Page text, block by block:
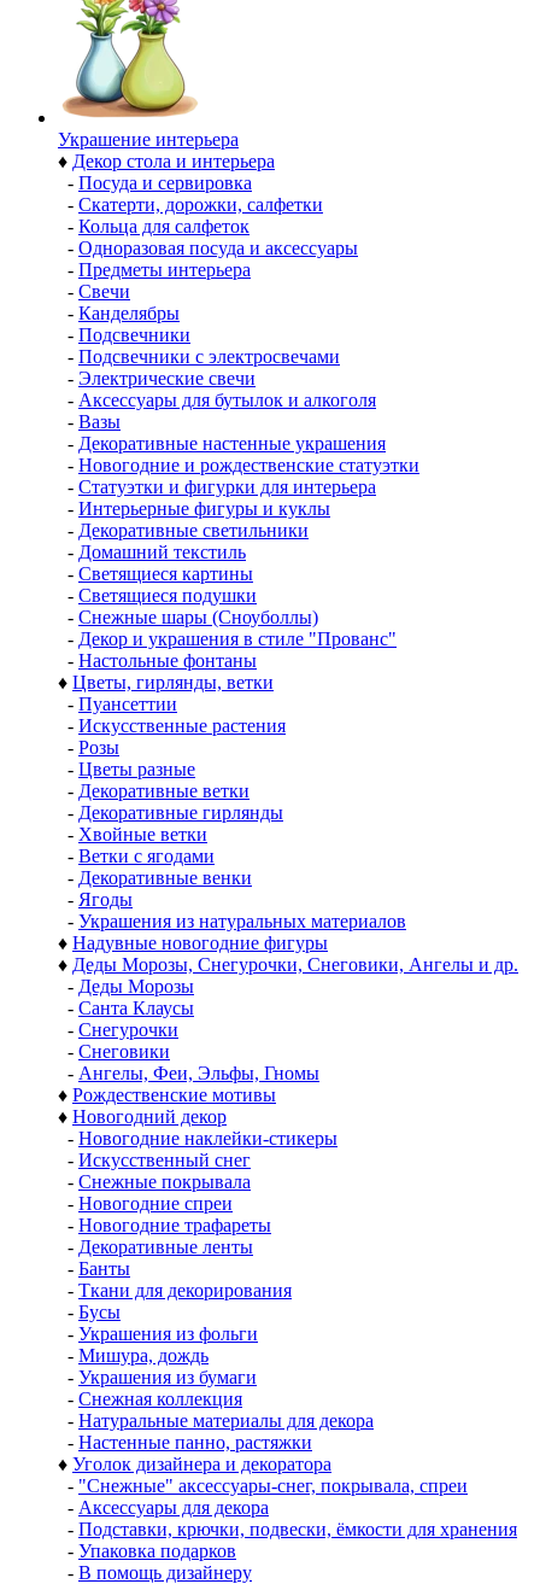
Украшение интерьера
♦ Декор стола и интерьера
- Посуда и сервировка
- Скатерти, дорожки, салфетки
- Кольца для салфеток
- Одноразовая посуда и аксессуары
- Предметы интерьера
- Свечи
- Канделябры
- Подсвечники
- Подсвечники с электросвечами
- Электрические свечи
- Аксессуары для бутылок и алкоголя
- Вазы
- Декоративные настенные украшения
- Новогодние и рождественские статуэтки
- Статуэтки и фигурки для интерьера
- Интерьерные фигуры и куклы
- Декоративные светильники
- Домашний текстиль
- Светящиеся картины
- Светящиеся подушки
- Снежные шары (Сноуболлы)
- Декор и украшения в стиле "Прованс"
- Настольные фонтаны
♦ Цветы, гирлянды, ветки
- Пуансеттии
- Искусственные растения
- Розы
- Цветы разные
- Декоративные ветки
- Декоративные гирлянды
- Хвойные ветки
- Ветки с ягодами
- Декоративные венки
- Ягоды
- Украшения из натуральных материалов
♦ Надувные новогодние фигуры
♦ Деды Морозы, Снегурочки, Снеговики, Ангелы и др.
- Деды Морозы
- Санта Клаусы
- Снегурочки
- Снеговики
- Ангелы, Феи, Эльфы, Гномы
♦ Рождественские мотивы
♦ Новогодний декор
- Новогодние наклейки-стикеры
- Искусственный снег
- Снежные покрывала
- Новогодние спреи
- Новогодние трафареты
- Декоративные ленты
- Банты
- Ткани для декорирования
- Бусы
- Украшения из фольги
- Мишура, дождь
- Украшения из бумаги
- Снежная коллекция
- Натуральные материалы для декора
- Настенные панно, растяжки
♦ Уголок дизайнера и декоратора
- "Снежные" аксессуары-снег, покрывала, спреи
- Аксессуары для декора
- Подставки, крючки, подвески, ёмкости для хранения
- Упаковка подарков
- В помощь дизайнеру